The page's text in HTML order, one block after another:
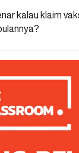
kalau klaim